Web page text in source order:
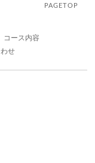
PAGETOP
コース内容
せ